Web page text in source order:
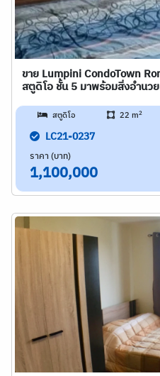
ขาย Lumpini CondoTown
สตูดิโอ ชั้น 5 มาพร้อมสิ่งอำนว
สตูดิโอ 22 m2
LC21-0237
ราคา (บาท)
1,100,000